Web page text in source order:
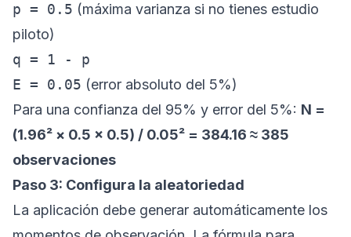
p = 0.5 (máxima varianza si no tienes estudio
piloto)
q = 1 - p
E = 0.05 (error absoluto del 5%)
Para una confianza del 95% y error del 5%: N =
(1.96² × 0.5 × 0.5) / 0.05² = 384.16 ≈ 385
observaciones
Paso 3: Configura la aleatoriedad
La aplicación debe generar automáticamente los